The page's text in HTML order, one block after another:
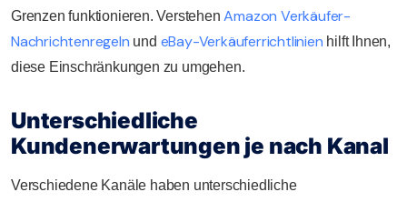
Grenzen funktionieren. Verstehen Amazon Verkäufer-
Nachrichtenregeln und eBay-Verkäuferrichtlinien hilft Ihnen,
diese Einschränkungen zu umgehen.
Unterschiedliche
Kundenerwartungen je nach Kanal
Verschiedene Kanäle haben unterschiedliche